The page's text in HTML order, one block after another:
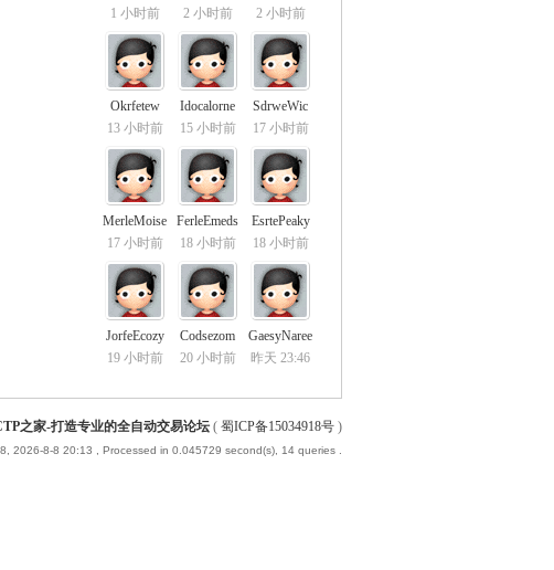
1 小时前
2 小时前
2 小时前
Okrfetew
13 小时前
Idocalorne
15 小时前
SdrweWic
17 小时前
MerleMoise
17 小时前
FerleEmeds
18 小时前
EsrtePeaky
18 小时前
JorfeEcozy
19 小时前
Codsezom
20 小时前
GaesyNaree
昨天 23:46
之家-打造专业的全自动交易论坛 ( 蜀ICP备15034918号 )
2026-8-8 20:13 , Processed in 0.045729 second(s), 14 queries .